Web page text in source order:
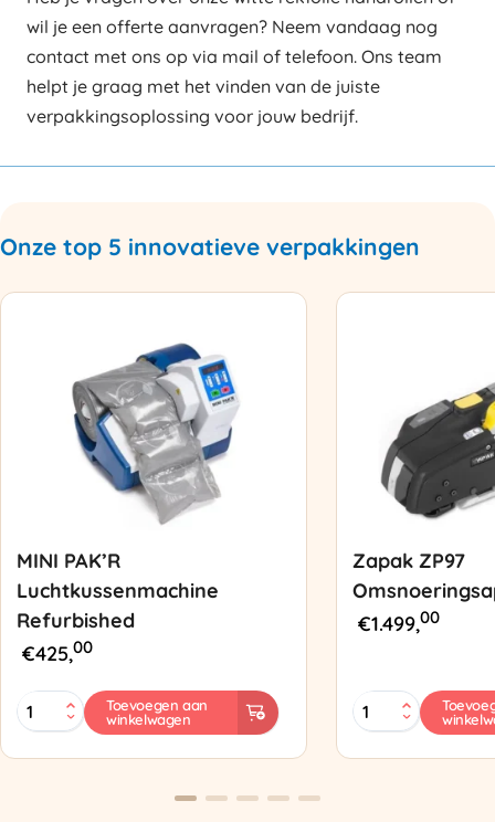
wil je een offerte aanvragen? Neem vandaag nog
contact met ons op via mail of telefoon. Ons team
helpt je graag met het vinden van de juiste
verpakkingsoplossing voor jouw bedrijf.
Onze top 5 innovatieve verpakkingen
MINI PAK’R
Luchtkussenmachine
Refurbished
€425,00
MINI
PAK'R
Refurbished
Toevoegen aan
winkelwagen
Zapak ZP97
€1.499,00
Zapak
ZP97
aantal